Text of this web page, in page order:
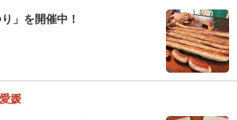
」を開催中！
媛